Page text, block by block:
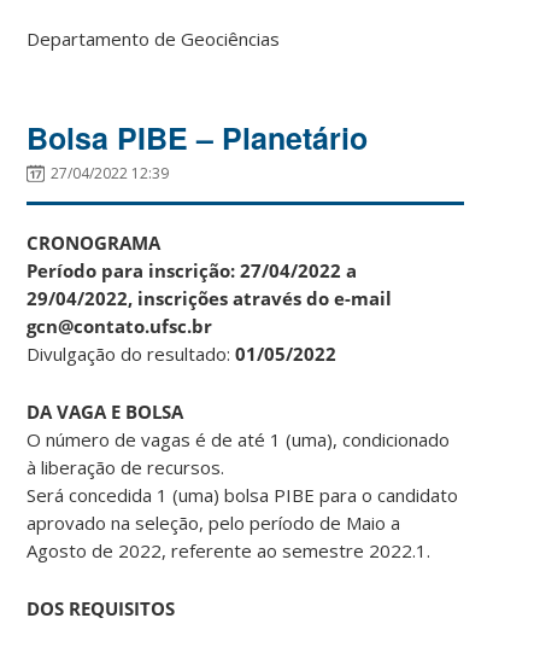
Departamento de Geociências
Bolsa PIBE – Planetário
27/04/2022 12:39
CRONOGRAMA
Período para inscrição: 27/04/2022 a
29/04/2022, inscrições através do e-mail
gcn@contato.ufsc.br
Divulgação do resultado:01/05/2022
DA VAGA E BOLSA
O número de vagas é de até 1 (uma), condicionado
à liberação de recursos.
Será concedida 1 (uma) bolsa PIBE para o candidato
aprovado na seleção, pelo período de Maio a
Agosto de 2022, referente ao semestre 2022.1.
DOS REQUISITOS